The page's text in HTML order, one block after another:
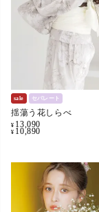
sale セパレート
揺蕩う花しらべ
¥ 13,090
¥ 10,890